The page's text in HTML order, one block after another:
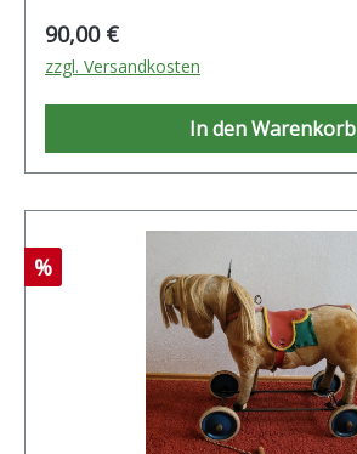
Regulärer Preis:
90,00 €
zzgl. Versandkosten
In den Warenkorb
Rabatt
%